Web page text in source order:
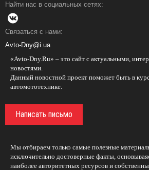
Найти нас в социальных сетях:
Связаться с нами:
Avto-Dny@i.ua
«Avto-Dny.Ru» – это сайт с актуальными,
новостями.
Данный новостной проект поможет быть в
автомототехнике.
Написать письмо
Мы отбираем только самые полезные
исключительно достоверные факты,
наиболее авторитетных ресурсов и